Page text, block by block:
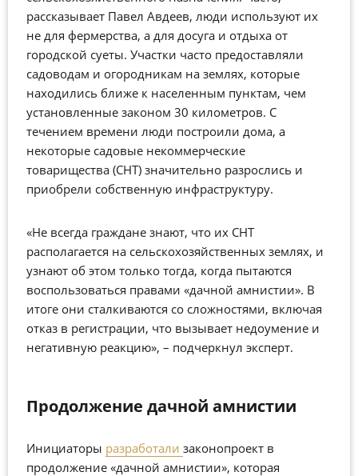
рассказывает Павел Авдеев, люди используют их
не для фермерства, а для досуга и отдыха от
городской суеты. Участки часто предоставляли
садоводам и огородникам на землях, которые
находились ближе к населенным пунктам, чем
установленные законом 30 километров. С
течением времени люди построили дома, а
некоторые садовые некоммерческие
товарищества (СНТ) значительно разрослись и
приобрели собственную инфраструктуру.
«Не всегда граждане знают, что их СНТ
располагается на сельскохозяйственных землях, и
узнают об этом только тогда, когда пытаются
воспользоваться правами «дачной амнистии». В
итоге они сталкиваются со сложностями, включая
отказ в регистрации, что вызывает недоумение и
негативную реакцию», – подчеркнул эксперт.
Продолжение дачной амнистии
Инициаторы разработали законопроект в
продолжение «дачной амнистии», которая